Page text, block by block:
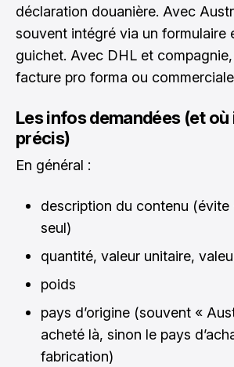
déclaration douanière. Avec
souvent intégré via un formulaire
guichet. Avec DHL et
facture pro forma ou
Les infos demandées (et
précis)
En général :
description du contenu
seul)
quantité, valeur unitaire,
poids
pays d’origine (souvent «
acheté là, sinon le pays
fabrication)